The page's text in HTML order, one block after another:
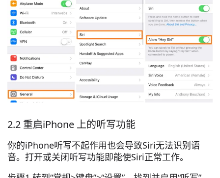
2.2 重启iPhone 上的听写功能
你的iPhone听写不起作用也会导致Siri无法识别语
音。打开或关闭听写功能即能使Siri正常工作。